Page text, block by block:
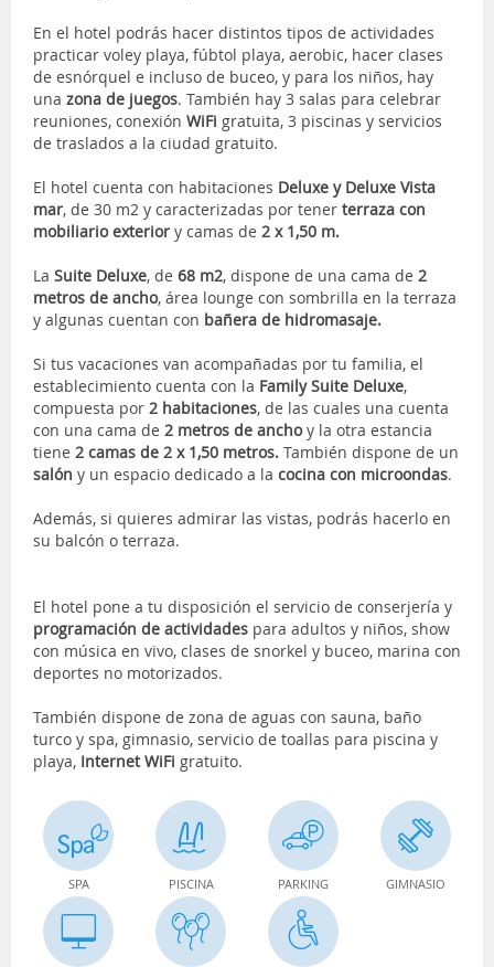
En el hotel podrás hacer distintos tipos de actividades
practicar voley playa, fúbtol playa, aerobic, hacer clases
de esnórquel e incluso de buceo, y para los niños, hay
una zona de juegos. También hay 3 salas para celebrar
reuniones, conexión WiFi gratuita, 3 piscinas y servicios
de traslados a la ciudad gratuito.
El hotel cuenta con habitaciones Deluxe y Deluxe Vista
mar, de 30 m2 y caracterizadas por tener terraza con
mobiliario exterior y camas de 2 x 1,50 m.
La Suite Deluxe, de 68 m2, dispone de una cama de 2
metros de ancho, área lounge con sombrilla en la terraza
y algunas cuentan con bañera de hidromasaje.
Si tus vacaciones van acompañadas por tu familia, el
establecimiento cuenta con la Family Suite Deluxe,
compuesta por 2 habitaciones, de las cuales una cuenta
con una cama de 2 metros de anchoy la otra estancia
tiene 2 camas de 2 x 1,50 metros. También dispone de un
salón y un espacio dedicado a la cocina con microondas.
Además, si quieres admirar las vistas, podrás hacerlo en
su balcón o terraza.
El hotel pone a tu disposición el servicio de conserjería y
programación de actividades para adultos y niños, show
con música en vivo, clases de snorkel y buceo, marina con
deportes no motorizados.
También dispone de zona de aguas con sauna, baño
turco y spa, gimnasio, servicio de toallas para piscina y
playa, Internet WiFi gratuito.
SPA PISCINA PARKING GIMNASIO